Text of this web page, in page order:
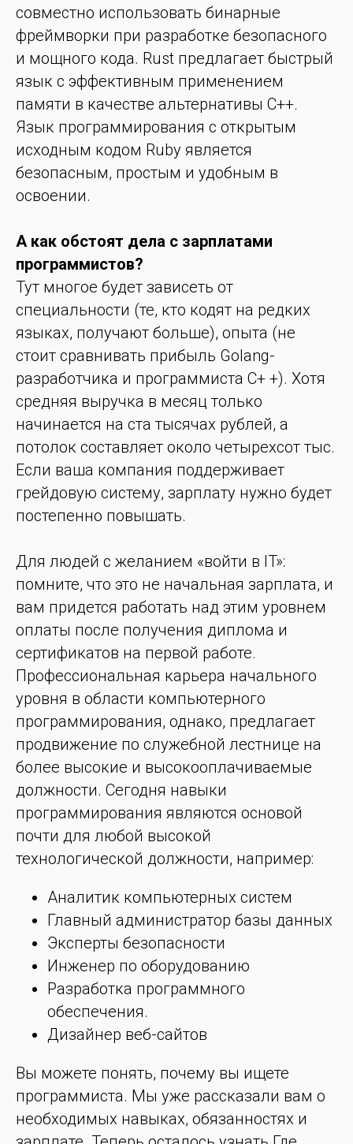
совместно использовать бинарные
фреймворки при разработке безопасного
и мощного кода. Rust предлагает быстрый
язык с эффективным применением
памяти в качестве альтернативы C++.
Язык программирования с открытым
исходным кодом Ruby является
безопасным, простым и удобным в
освоении.
А как обстоят дела с зарплатами
программистов?
Тут многое будет зависеть от
специальности (те, кто кодят на редких
языках, получают больше), опыта (не
стоит сравнивать прибыль Golang-
разработчика и программиста C+ +). Хотя
средняя выручка в месяц только
начинается на ста тысячах рублей, а
потолок составляет около четырехсот тыс.
Если ваша компания поддерживает
грейдовую систему, зарплату нужно будет
постепенно повышать.
Для людей с желанием «войти в IT»:
помните, что это не начальная зарплата, и
вам придется работать над этим уровнем
оплаты после получения диплома и
сертификатов на первой работе.
Профессиональная карьера начального
уровня в области компьютерного
программирования, однако, предлагает
продвижение по служебной лестнице на
более высокие и высокооплачиваемые
должности. Сегодня навыки
программирования являются основой
почти для любой высокой
технологической должности, например:
Аналитик компьютерных систем
Главный администратор базы данных
Эксперты безопасности
Инженер по оборудованию
Разработка программного
обеспечения.
Дизайнер веб-сайтов
Вы можете понять, почему вы ищете
программиста. Мы уже рассказали вам о
необходимых навыках, обязанностях и